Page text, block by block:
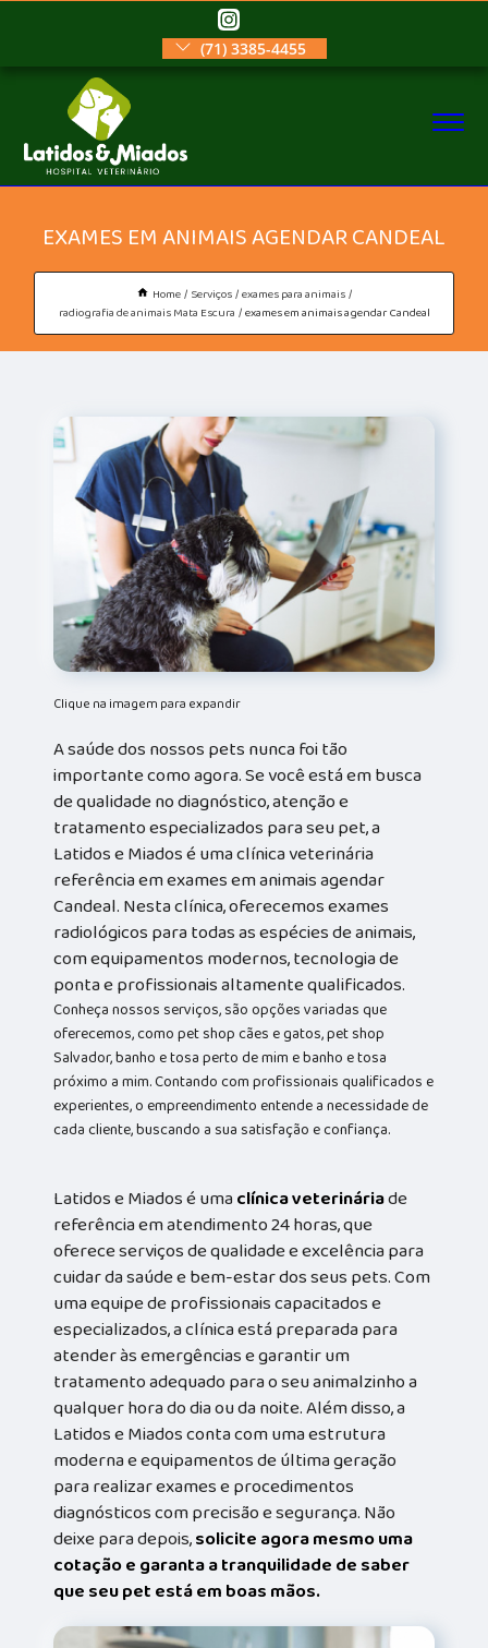
(71) 3385-4455
EXAMES EM ANIMAIS AGENDAR CANDEAL
Home Serviços exames para animais
radiografia de animais Mata Escura exames em animais agendar Candeal
Clique na imagem para expandir
A saúde dos nossos pets nunca foi tão
importante como agora. Se você está em busca
de qualidade no diagnóstico, atenção e
tratamento especializados para seu pet, a
Latidos e Miados é uma clínica veterinária
referência em exames em animais agendar
Candeal. Nesta clínica, oferecemos exames
radiológicos para todas as espécies de animais,
com equipamentos modernos, tecnologia de
ponta e profissionais altamente qualificados.
Conheça nossos serviços, são opções variadas que
oferecemos, como pet shop cães e gatos, pet shop
Salvador, banho e tosa perto de mim e banho e tosa
próximo a mim. Contando com profissionais qualificados e
experientes, o empreendimento entende a necessidade de
cada cliente, buscando a sua satisfação e confiança.
Latidos e Miados é umaclínica veterináriade
referência em atendimento 24 horas, que
oferece serviços de qualidade e excelência para
cuidar da saúde e bem-estar dos seus pets. Com
uma equipe de profissionais capacitados e
especializados, a clínica está preparada para
atender às emergências e garantir um
tratamento adequado para o seu animalzinho a
qualquer hora do dia ou da noite. Além disso, a
Latidos e Miados conta com uma estrutura
moderna e equipamentos de última geração
para realizar exames e procedimentos
diagnósticos com precisão e segurança. Não
deixe para depois,solicite agora mesmo uma
cotação e garanta a tranquilidade de saber
que seu pet está em boas mãos.